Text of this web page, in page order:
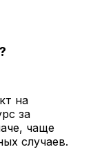
на
за
чаще
случаев.